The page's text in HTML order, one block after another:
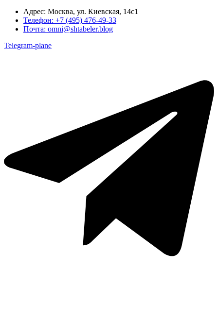
Адрес: Москва, ул. Киевская, 14с1
Телефон: +7 (495) 476-49-33
Почта: omni@shtabeler.blog
Telegram-plane